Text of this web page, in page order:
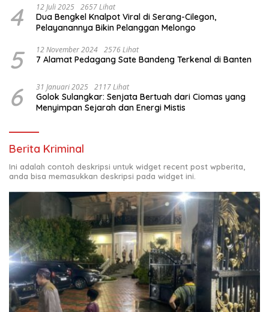
4 12 Juli 2025 2657 Lihat
Dua Bengkel Knalpot Viral di Serang-Cilegon,
Pelayanannya Bikin Pelanggan Melongo
5 12 November 2024 2576 Lihat
7 Alamat Pedagang Sate Bandeng Terkenal di Banten
6 31 Januari 2025 2117 Lihat
Golok Sulangkar: Senjata Bertuah dari Ciomas yang
Menyimpan Sejarah dan Energi Mistis
Berita Kriminal
Ini adalah contoh deskripsi untuk widget recent post wpberita,
anda bisa memasukkan deskripsi pada widget ini.